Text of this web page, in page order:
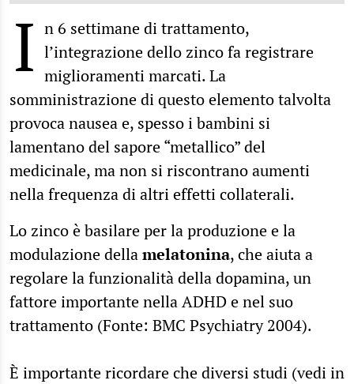
I n 6 settimane di trattamento,
l’integrazione dello zinco fa registrare
miglioramenti marcati. La
somministrazione di questo elemento talvolta
provoca nausea e, spesso i bambini si
lamentano del sapore “metallico” del
medicinale, ma non si riscontrano aumenti
nella frequenza di altri effetti collaterali.
Lo zinco è basilare per la produzione e la
modulazione dellamelatonina, che aiuta a
regolare la funzionalità della dopamina, un
fattore importante nella ADHD e nel suo
trattamento (Fonte: BMC Psychiatry 2004).
È importante ricordare che diversi studi (vedi in